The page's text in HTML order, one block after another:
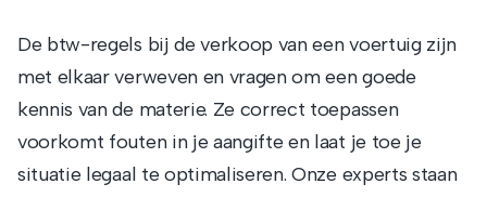
De btw-regels bij de verkoop van een voertuig zijn
met elkaar verweven en vragen om een goede
kennis van de materie. Ze correct toepassen
voorkomt fouten in je aangifte en laat je toe je
situatie legaal te optimaliseren. Onze experts staan